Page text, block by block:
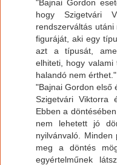
"Bajnai Gordon
hogy Szigetvári
rendszerváltás
figuráját, aki egy
azt a típusát,
elhiteti, hogy
halandó nem érthet."
"Bajnai Gordon első
Szigetvári Viktorra
Ebben a
nem lehetett jó
nyilvánvaló.
meg a döntés
egyértelműnek